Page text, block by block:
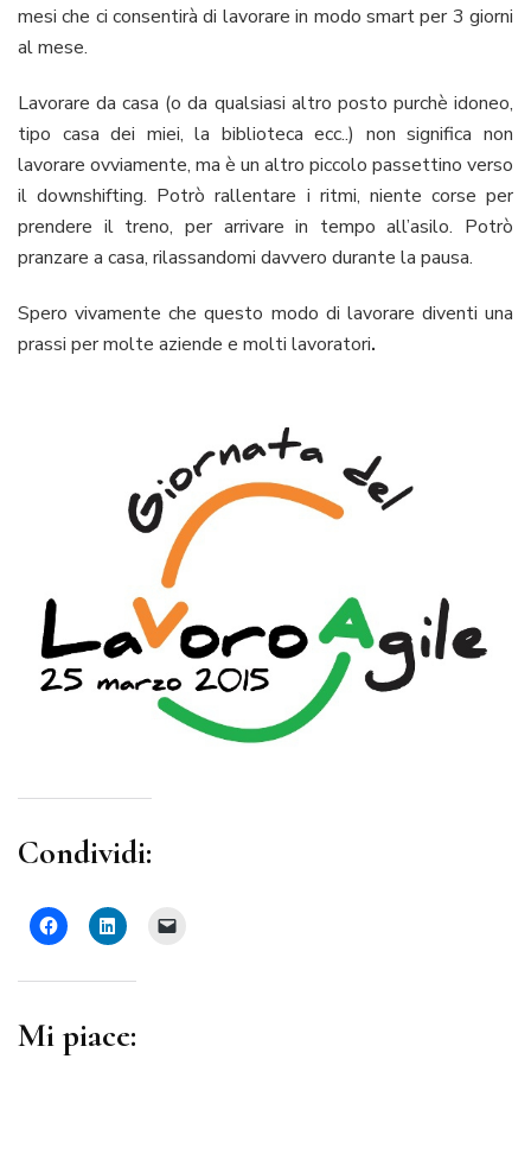
mesi che ci consentirà di lavorare in modo smart per 3 giorni
al mese.
Lavorare da casa (o da qualsiasi altro posto purchè idoneo,
tipo casa dei miei, la biblioteca ecc..) non significa non
lavorare ovviamente, ma è un altro piccolo passettino verso
il downshifting. Potrò rallentare i ritmi, niente corse per
prendere il treno, per arrivare in tempo all’asilo. Potrò
pranzare a casa, rilassandomi davvero durante la pausa.
Spero vivamente che questo modo di lavorare diventi una
prassi per molte aziende e molti lavoratori.
Condividi:
Mi piace: